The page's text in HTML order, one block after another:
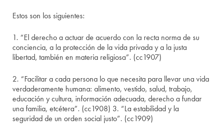
Estos son los siguientes:
1. “El derecho a actuar de acuerdo con la recta norma de su
conciencia, a la protección de la vida privada y a la justa
libertad, también en materia religiosa”. (cc1907)
2. “Facilitar a cada persona lo que necesita para llevar una vida
verdaderamente humana: alimento, vestido, salud, trabajo,
educación y cultura, información adecuada, derecho a fundar
una familia, etcétera”. (cc1908) 3. “La estabilidad y la
seguridad de un orden social justo”. (cc1909)